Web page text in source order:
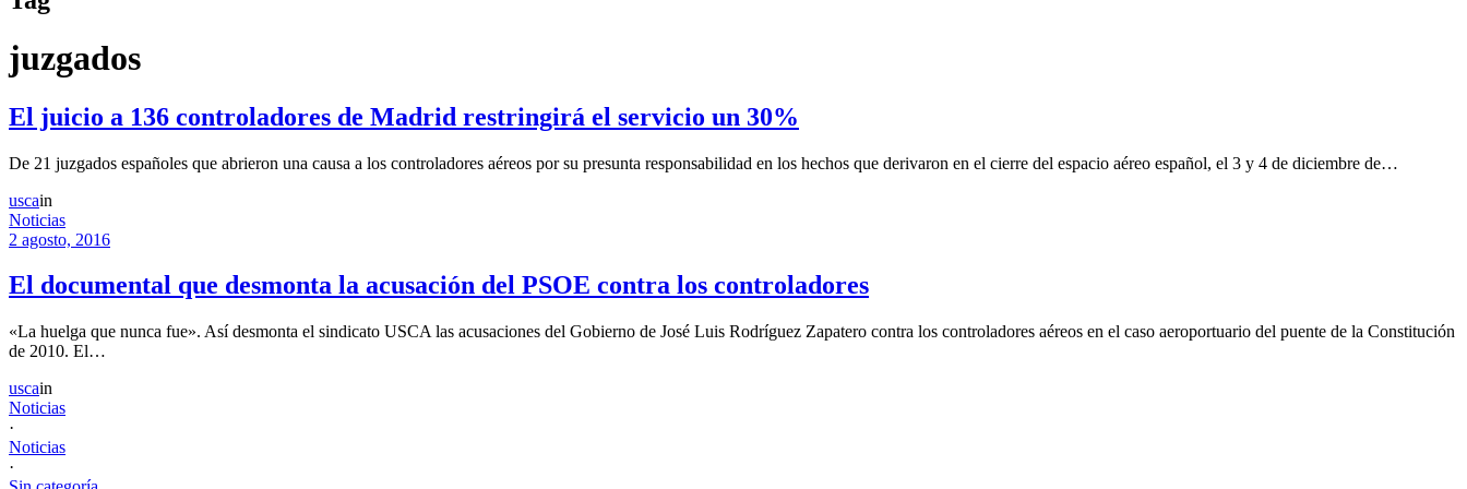
juzgados
El juicio a 136 controladores de Madrid restringirá el servicio un 30%
De 21 juzgados españoles que abrieron una causa a los controladores aéreos por su presunta responsabilidad en los hechos que derivaron en el cierre del espacio aéreo español, el 3 y 4 de diciembre de…
uscain
Noticias
2 agosto, 2016
El documental que desmonta la acusación del PSOE contra los controladores
«La huelga que nunca fue». Así desmonta el sindicato USCA las acusaciones del Gobierno de José Luis Rodríguez Zapatero contra los controladores aéreos en el caso aeroportuario del puente de la Constitución
de 2010. El…
uscain
Noticias
·
Noticias
·